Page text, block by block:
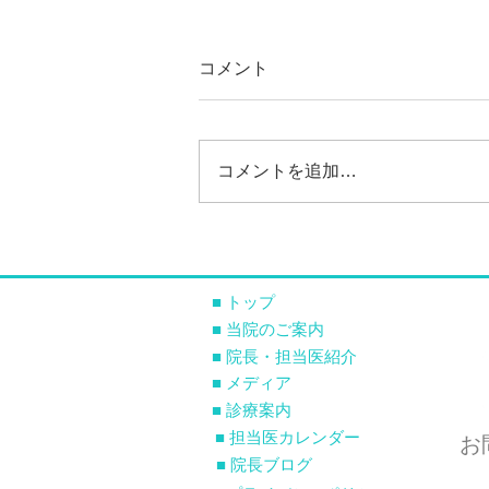
なりました
コメント
コメントを追加…
■ トップ
■ 当院のご案内
■ 院長・担当医紹介
■ メディア
■ 診療案内
■ 担当医カレンダー
■ 院長ブログ
お